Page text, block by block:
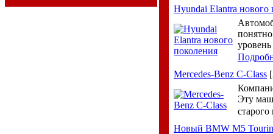
Hyundai Elantra нового
Mercedes-Benz C-Class
Эту
Новый BMW M5